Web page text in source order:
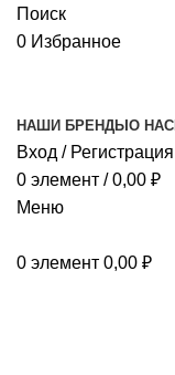
Поиск
0 Избранное
НАШИ БРЕНДЫ О НАС
Вход / Регистрация
0 элемент / 0,00 ₽
Меню
0 элемент 0,00 ₽